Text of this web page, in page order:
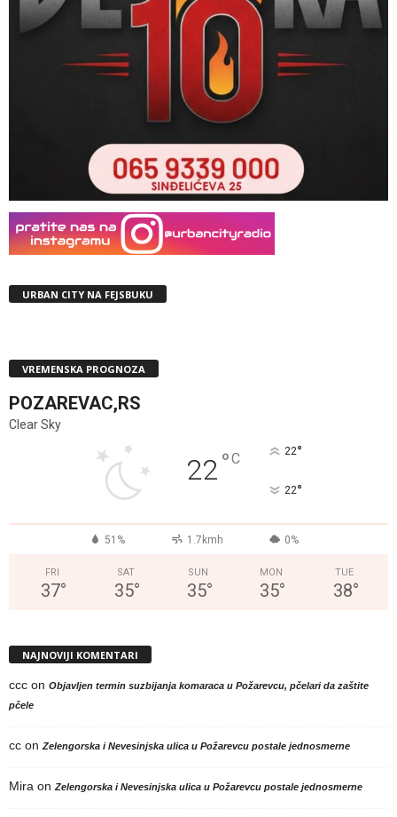
URBAN CITY NA FEJSBUKU
VREMENSKA PROGNOZA
POZAREVAC,RS
Clear Sky
22°C 22°
22°
51% 1.7kmh 0%
FRI
37°
SAT
35°
SUN
35°
MON
35°
TUE
38°
NAJNOVIJI KOMENTARI
ccc on Objavljen termin suzbijanja komaraca u Požarevcu, pčelari da zaštite
pčele
cc on Zelengorska i Nevesinjska ulica u Požarevcu postale jednosmerne
Mira on Zelengorska i Nevesinjska ulica u Požarevcu postale jednosmerne